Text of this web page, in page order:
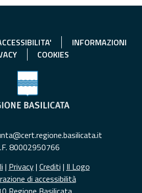
INFORMAZIONI
COOKIES
80002950766
| Privacy| Crediti | Il Logo
di accessibilità